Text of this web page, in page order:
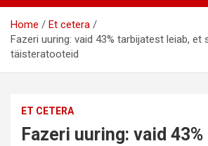
Home
Et cetera
Fazeri uuring: vaid 43% tarbijatest leiab, et
täisteratooteid
ET CETERA
Fazeri uuring: vaid